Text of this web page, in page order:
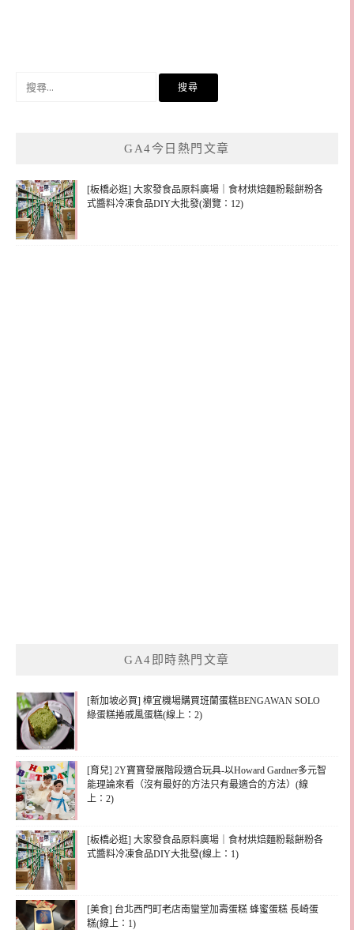
GA4今日熱門文章
[板橋必逛] 大家發食品原料廣場｜食材烘焙麵粉鬆餅粉各
式醬料冷凍食品DIY大批發(瀏覽：12)
GA4即時熱門文章
[新加坡必買] 樟宜機場購買班蘭蛋糕BENGAWAN SOLO
綠蛋糕捲戚風蛋糕(線上：2)
[育兒] 2Y寶寶發展階段適合玩具-以Howard Gardner多元智
能理論來看（沒有最好的方法只有最適合的方法）(線
上：2)
[板橋必逛] 大家發食品原料廣場｜食材烘焙麵粉鬆餅粉各
式醬料冷凍食品DIY大批發(線上：1)
[美食] 台北西門町老店南蠻堂加壽蛋糕 蜂蜜蛋糕 長崎蛋
糕(線上：1)